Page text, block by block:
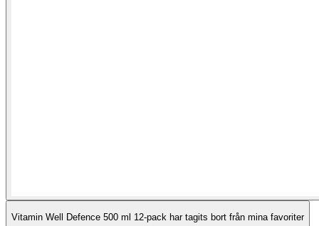
Vitamin Well Defence 500 ml 12-pack har tagits bort från mina favoriter